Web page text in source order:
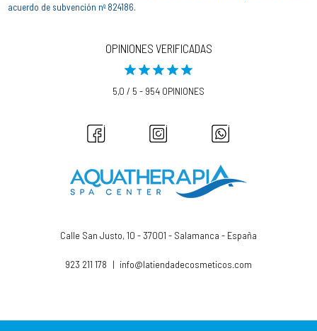
acuerdo de subvención nº 824186.
OPINIONES VERIFICADAS
5,0 / 5 - 954 OPINIONES
Calle San Justo, 10 - 37001 - Salamanca - España
923 211 178 | info@latiendadecosmeticos.com